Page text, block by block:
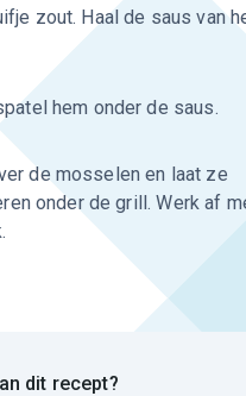
zout. Haal de saus van
hem onder de saus.
de mosselen en laat ze
onder de grill. Werk af
dit recept?